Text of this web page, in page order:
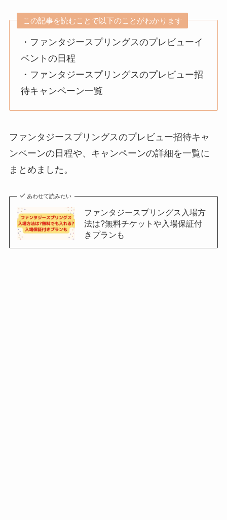
この記事を読むことで以下のことがわかります
・ファンタジースプリングスのプレビューイ
ベントの日程
・ファンタジースプリングスのプレビュー招
待キャンペーン一覧
ファンタジースプリングスのプレビュー招待キャ
ンペーンの日程や、キャンペーンの詳細を一覧に
まとめました。
あわせて読みたい
ファンタジースプリングス入場方
法は?無料チケットや入場保証付
きプランも